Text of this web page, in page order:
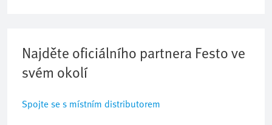
Najděte oficiálního partnera Festo ve
svém okolí
Spojte se s místním distributorem